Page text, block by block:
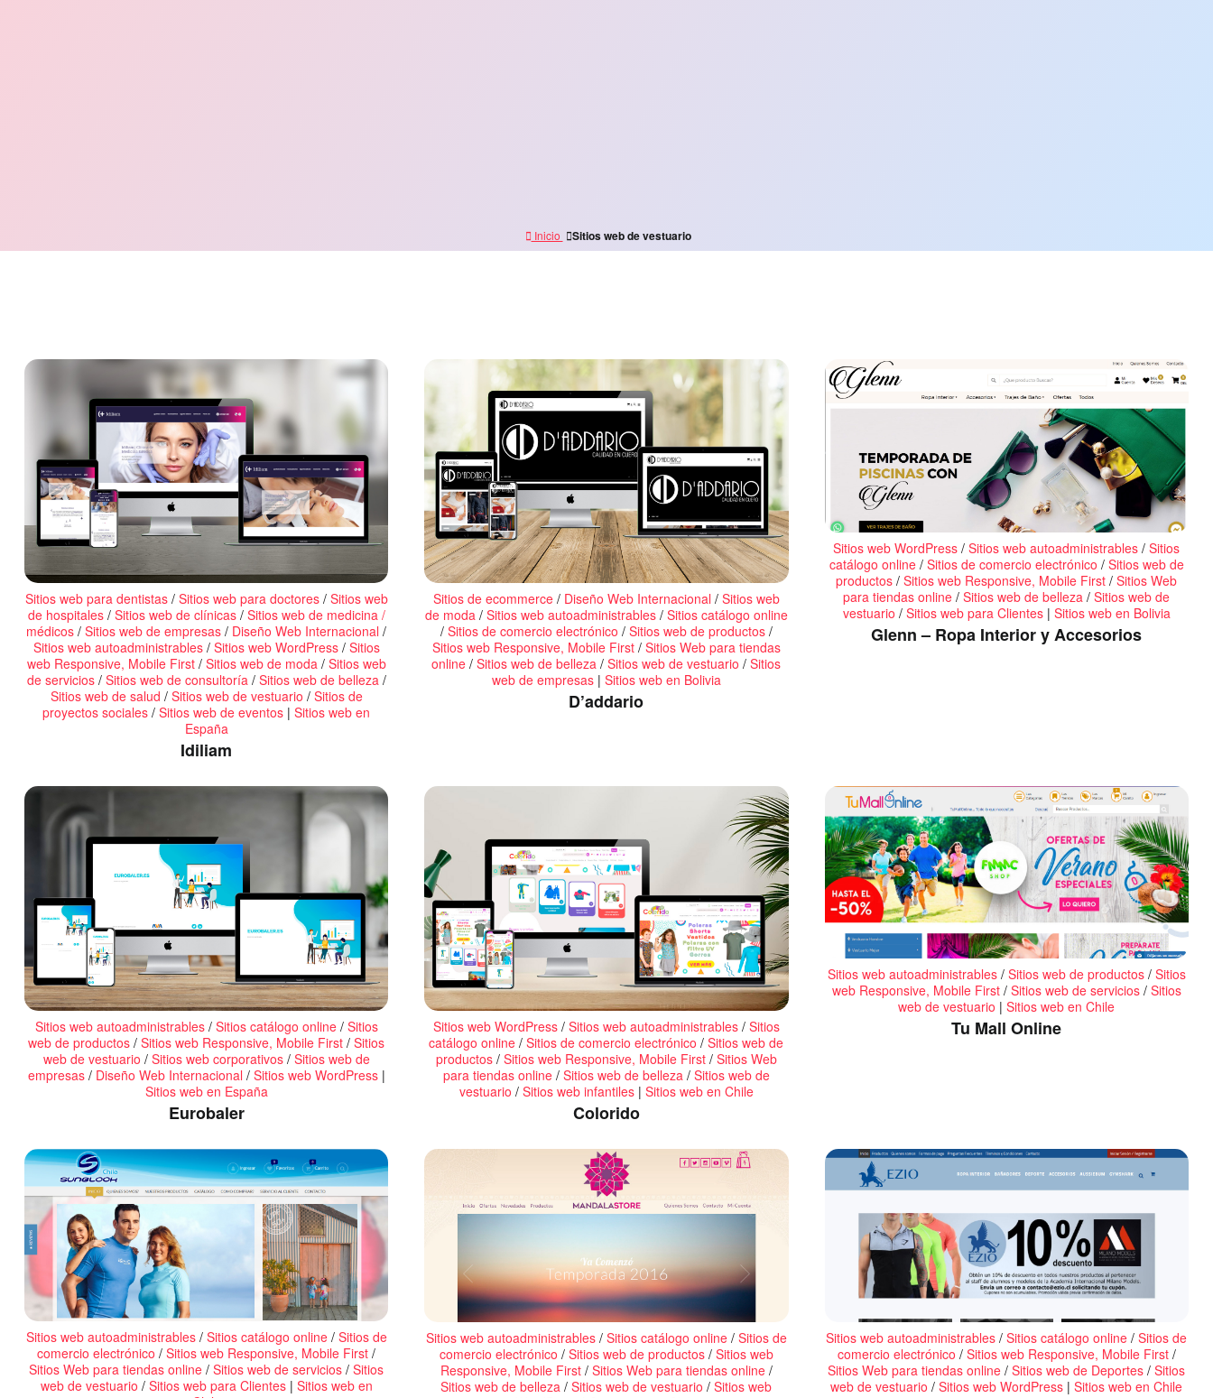
Inicio Sitios web de vestuario
Sitios web para dentistas/ Sitios web para doctores/ Sitios web
de hospitales/ Sitios web de clínicas/ Sitios web de medicina /
médicos /Sitios web de empresas / Diseño Web Internacional /
Sitios web autoadministrables/ Sitios web WordPress/ Sitios
web Responsive, Mobile First/ Sitios web de moda/ Sitios web
de servicios/ Sitios web de consultoría/ Sitios web de belleza/
Sitios web de salud / Sitios web de vestuario / Sitios de
proyectos sociales /Sitios web de eventos |Sitios web en
España
Idiliam
Sitios de ecommerce/ Diseño Web Internacional / Sitios web
de moda/ Sitios web autoadministrables/ Sitios catálogo online
/ Sitios de comercio electrónico / Sitios web de productos/
Sitios web Responsive, Mobile First/ Sitios Web para tiendas
online /Sitios web de belleza /Sitios web de vestuario /Sitios
web de empresas| Sitios web en Bolivia
D’addario
Sitios web WordPress /Sitios web autoadministrables /Sitios
catálogo online/ Sitios de comercio electrónico / Sitios web de
productos /Sitios web Responsive, Mobile First /Sitios Web
para tiendas online /Sitios web de belleza /Sitios web de
vestuario / Sitios web para Clientes| Sitios web en Bolivia
Glenn – Ropa Interior y Accesorios
Sitios web autoadministrables/ Sitios catálogo online/ Sitios
web de productos /Sitios web Responsive, Mobile First /Sitios
web de vestuario / Sitios web corporativos/ Sitios web de
empresas/ Diseño Web Internacional / Sitios web WordPress|
Sitios web en España
Eurobaler
Sitios web WordPress/ Sitios web autoadministrables/ Sitios
catálogo online /Sitios de comercio electrónico /Sitios web de
productos/ Sitios web Responsive, Mobile First/ Sitios Web
para tiendas online/ Sitios web de belleza / Sitios web de
vestuario / Sitios web infantiles| Sitios web en Chile
Colorido
Sitios web autoadministrables/ Sitios web de productos/ Sitios
web Responsive, Mobile First/ Sitios web de servicios/ Sitios
web de vestuario |Sitios web en Chile
Tu Mall Online
Sitios web autoadministrables/ Sitios catálogo online/ Sitios de
comercio electrónico /Sitios web Responsive, Mobile First /
Sitios Web para tiendas online /Sitios web de servicios /Sitios
web de vestuario / Sitios web para Clientes| Sitios web en
Sitios web autoadministrables/ Sitios catálogo online/ Sitios de
comercio electrónico / Sitios web de productos/ Sitios web
Responsive, Mobile First/ Sitios Web para tiendas online/
Sitios web de belleza /Sitios web de vestuario /Sitios web
Sitios web autoadministrables /Sitios catálogo online /Sitios de
comercio electrónico / Sitios web Responsive, Mobile First/
Sitios Web para tiendas online /Sitios web de Deportes /Sitios
web de vestuario /Sitios web WordPress |Sitios web en Chile